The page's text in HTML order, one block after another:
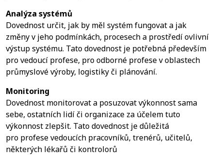
Analýza systémů
Dovednost určit, jak by měl systém fungovat a jak
změny v jeho podmínkách, procesech a prostředí ovlivní
výstup systému. Tato dovednost je potřebná především
pro vedoucí profese, pro odborné profese v oblastech
průmyslové výroby, logistiky či plánování.
Monitoring
Dovednost monitorovat a posuzovat výkonnost sama
sebe, ostatních lidí či organizace za účelem tuto
výkonnost zlepšit. Tato dovednost je důležitá
pro profese vedoucích pracovníků, trenérů, učitelů,
některých lékařů či kontrolorů